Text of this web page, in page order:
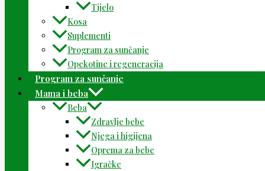
Tijelo
Kosa
Suplementi
Program za sunčanje
Opekotine i regeneracija
Program za sunčanje
Mama i beba
Beba
Zdravlje bebe
Njega i higijena
Oprema za bebe
Igračke